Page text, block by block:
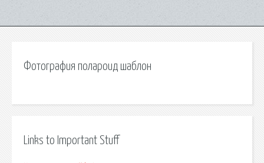
Фотография полароид шаблон
Links to Important Stuff